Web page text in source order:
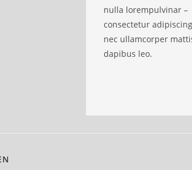
nulla lorempulvinar
consectetur
nec ullamcorper
dapibus leo.